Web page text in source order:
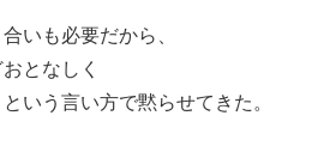
いも必要だから、
となしく
いう言い方で黙らせてきた。